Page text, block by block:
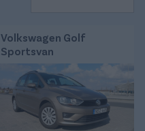
Volkswagen Golf
Sportsvan